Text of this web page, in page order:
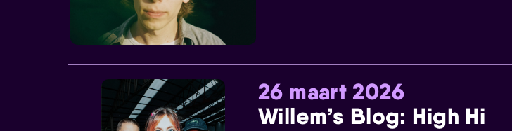
26 maart 2026
Willem’s Blog: High Hi